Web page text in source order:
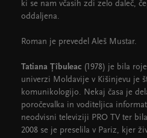
ki se nam včasih zdi zelo daleč,
oddaljena.
Roman je prevedel Aleš Mustar.
Tatiana Țîbuleac (1978) je bila
univerzi Moldavije v Kišinjevu je
komunikologijo. Nekaj časa je
poročevalka in voditeljica
neodvisni televiziji PRO TV ter
2008 se je preselila v Pariz, kjer